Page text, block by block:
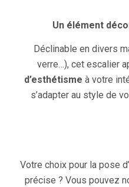
Un élément
Déclinable en divers
verre…), cet escalier
d’esthétisme à votre
s’adapter au style de
Votre choix pour la pose
précise ? Vous pouvez